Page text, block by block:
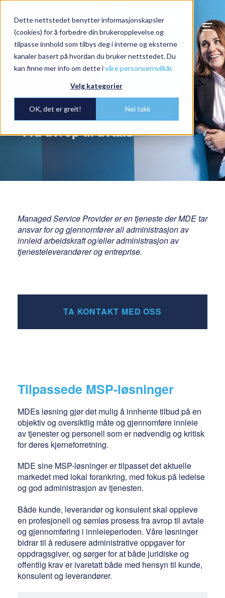
Dette nettstedet benytter informasjonskapsler
(cookies) for å forbedre din brukeropplevelse og
tilpasse innhold som tilbys deg i interne og eksterne
kanaler basert på hvordan du bruker nettstedet. Du
kan finne mer info om dette ivåre personvernvilkår.
Velg kategorier
OK, det er greit! Nei takk
MANAGED SERVICE PROVIDER
Fra avrop til avtale
Managed Service Provider er en tjeneste der MDE tar
ansvar for og gjennomfører all administrasjon av
innleid arbeidskraft og/eller administrasjon av
tjenesteleverandører og entreprise.
TA KONTAKT MED OSS
Tilpassede MSP-løsninger
MDEs løsning gjør det mulig å innhente tilbud på en
objektiv og oversiktlig måte og gjennomføre innleie
av tjenester og personell som er nødvendig og kritisk
for deres kjerneforretning.
MDE sine MSP-løsninger er tilpasset det aktuelle
markedet med lokal forankring, med fokus på ledelse
og god administrasjon av tjenesten.
Både kunde, leverandør og konsulent skal oppleve
en profesjonell og sømløs prosess fra avrop til avtale
og gjennomføring i innleieperioden. Våre løsninger
bidrar til å redusere administrative oppgaver for
oppdragsgiver, og sørger for at både juridiske og
offentlig krav er ivaretatt både med hensyn til kunde,
konsulent og leverandører.